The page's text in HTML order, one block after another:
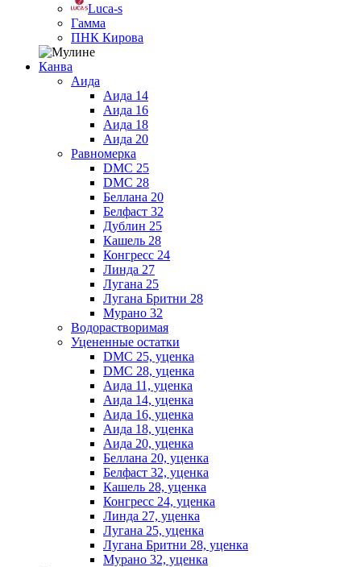
Luca-s
Гамма
ПНК Кирова
Канва
Аида
Аида 14
Аида 16
Аида 18
Аида 20
Равномерка
DMC 25
DMC 28
Беллана 20
Белфаст 32
Дублин 25
Кашель 28
Конгресс 24
Линда 27
Лугана 25
Лугана Бритни 28
Мурано 32
Водорастворимая
Уцененные остатки
DMC 25, уценка
DMC 28, уценка
Аида 11, уценка
Аида 14, уценка
Аида 16, уценка
Аида 18, уценка
Аида 20, уценка
Беллана 20, уценка
Белфаст 32, уценка
Кашель 28, уценка
Конгресс 24, уценка
Линда 27, уценка
Лугана 25, уценка
Лугана Бритни 28, уценка
Мурано 32, уценка